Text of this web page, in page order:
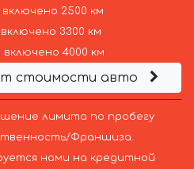
включено 2500 км
3300 км
включено 4000 км
стоимости авто
лимита по пробегу
Франшиза.
нами на кредитной